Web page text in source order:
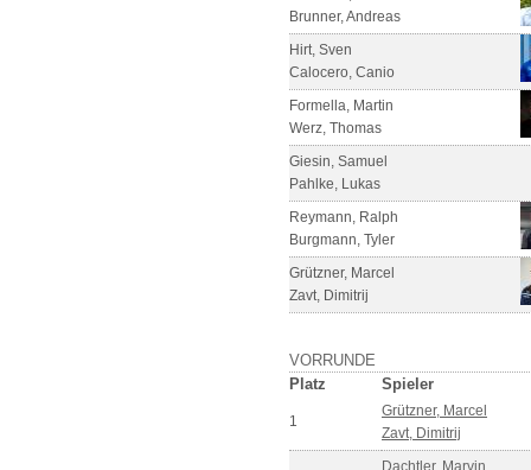
Brunner, Andreas
Hirt, Sven
Calocero, Canio
Formella, Martin
Werz, Thomas
Giesin, Samuel
Pahlke, Lukas
Reymann, Ralph
Burgmann, Tyler
Grützner, Marcel
Zavt, Dimitrij
VORRUNDE
Platz
Spieler
1
Grützner, Marcel
Zavt, Dimitrij
Dachtler, Marvin